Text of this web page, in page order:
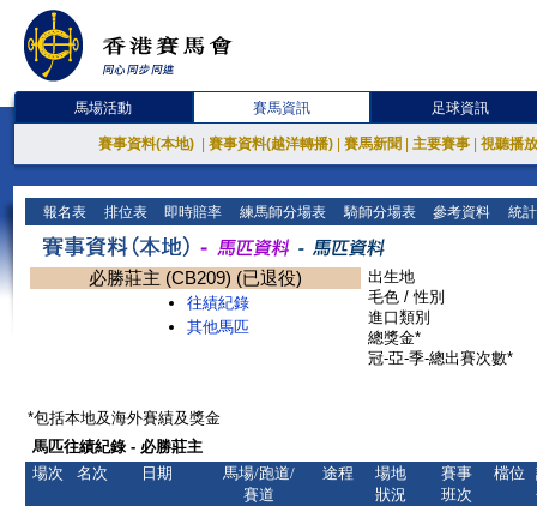
馬場活動 賽馬資訊 足球資訊
賽事資料(本地) 賽事資料(越洋轉播) 賽馬新聞 主要賽事 視聽播
報名表 排位表 即時賠率 練馬師分場表 騎師分場表 參考資料 統
必勝莊主 (CB209) (已退役)
往績紀錄
其他馬匹
出生地
毛色 / 性別
進口類別
總獎金*
冠-亞-季-總出賽次數*
*包括本地及海外賽績及獎金
馬匹往績紀錄 - 必勝莊主
場次
名次 日期
馬場/跑道/
賽道
途程
場地
狀況
賽事
班次
檔位